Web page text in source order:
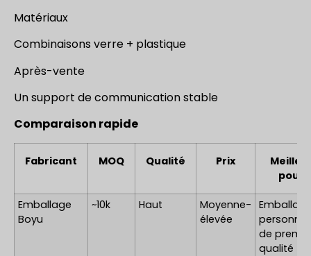
Matériaux
Combinaisons verre + plastique
Après-vente
Un support de communication stable
Comparaison rapide
Fabricant MOQ Qualité Prix
pour
Emballage
Boyu
~10k Haut
Moyenne-
élevée
de
qualité